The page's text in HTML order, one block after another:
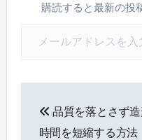
購読すると最新の
稿
品質を落とさず
時間を短縮する方法